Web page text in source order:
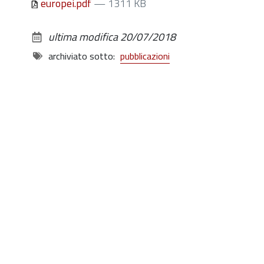
europei.pdf— 1311 KB
ultima modifica20/07/2018
archiviato sotto: pubblicazioni